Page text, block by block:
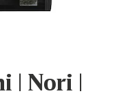
| Nori |